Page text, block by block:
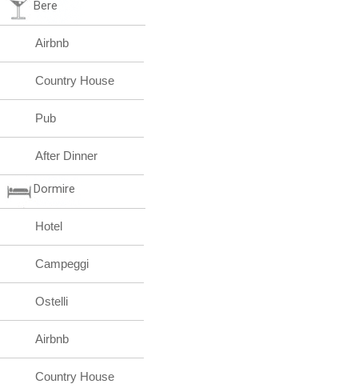
Bere
Airbnb
Country House
Pub
After Dinner
Dormire
Hotel
Campeggi
Ostelli
Airbnb
Country House